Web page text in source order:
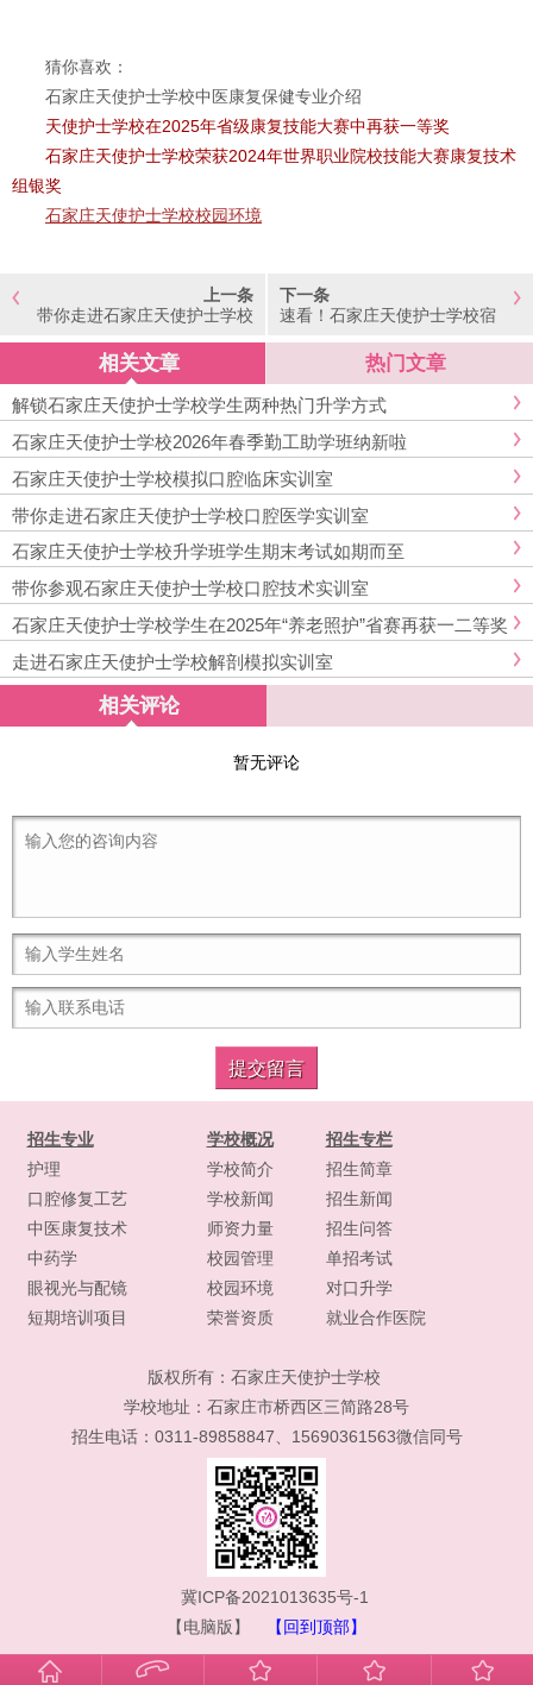
猜你喜欢：
石家庄天使护士学校中医康复保健专业介绍
天使护士学校在2025年省级康复技能大赛中再获一等奖
石家庄天使护士学校荣获2024年世界职业院校技能大赛康复技术
组银奖
石家庄天使护士学校校园环境
上一条
带你走进石家庄天使护士学校
下一条
速看！石家庄天使护士学校宿
相关文章 热门文章
解锁石家庄天使护士学校学生两种热门升学方式
石家庄天使护士学校2026年春季勤工助学班纳新啦
石家庄天使护士学校模拟口腔临床实训室
带你走进石家庄天使护士学校口腔医学实训室
石家庄天使护士学校升学班学生期末考试如期而至
带你参观石家庄天使护士学校口腔技术实训室
石家庄天使护士学校学生在2025年“养老照护”省赛再获一二等奖
走进石家庄天使护士学校解剖模拟实训室
相关评论
暂无评论
招生专业
护理
口腔修复工艺
中医康复技术
中药学
眼视光与配镜
短期培训项目
学校概况
学校简介
学校新闻
师资力量
校园管理
校园环境
荣誉资质
招生专栏
招生简章
招生新闻
招生问答
单招考试
对口升学
就业合作医院
版权所有： 石家庄天使护士学校
学校地址：石家庄市桥西区三简路28号
招生电话：0311-89858847、15690361563微信同号
冀ICP备2021013635号-1
【电脑版】
【回到顶部】